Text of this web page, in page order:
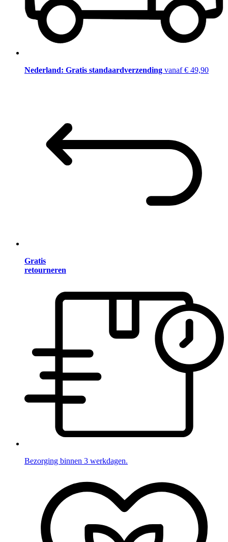
Nederland: Gratis standaardverzending vanaf € 49,90
Gratis
retourneren
Bezorging binnen 3 werkdagen.